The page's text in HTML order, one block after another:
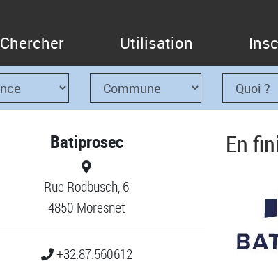
Chercher Utilisation
Batiprosec
Rue Rodbusch, 6
4850 Moresnet
+32.87.560612
En